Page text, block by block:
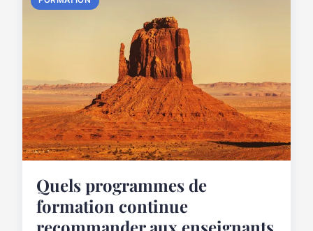
Quels programmes de
formation continue